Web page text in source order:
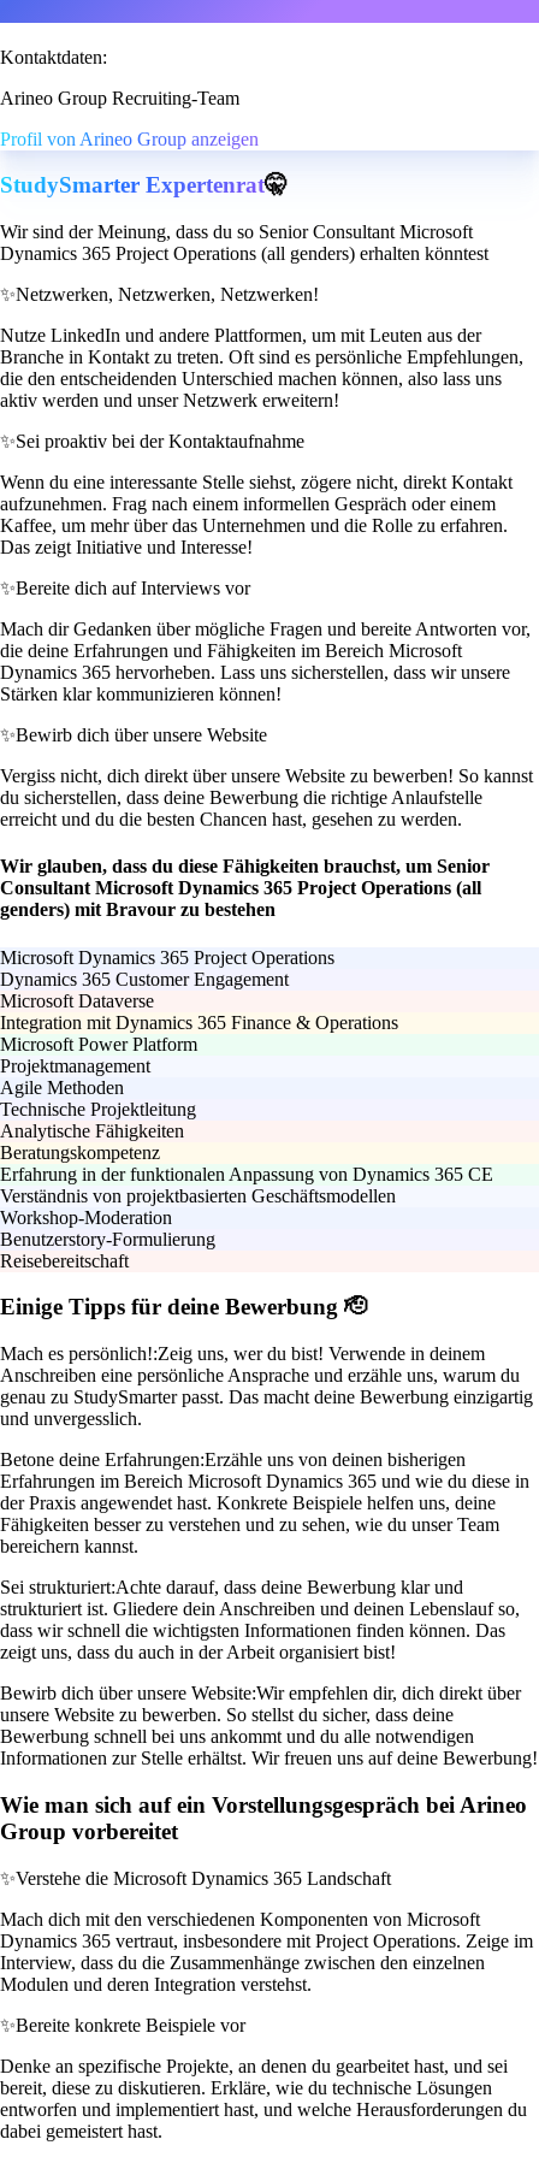
Kontaktdaten:
Arineo Group Recruiting-Team
Profil von Arineo Group anzeigen
StudySmarter Expertenrat🤫
Wir sind der Meinung, dass du so Senior Consultant Microsoft
Dynamics 365 Project Operations (all genders) erhalten könntest
✨Netzwerken, Netzwerken, Netzwerken!
Nutze LinkedIn und andere Plattformen, um mit Leuten aus der
Branche in Kontakt zu treten. Oft sind es persönliche Empfehlungen,
die den entscheidenden Unterschied machen können, also lass uns
aktiv werden und unser Netzwerk erweitern!
✨Sei proaktiv bei der Kontaktaufnahme
Wenn du eine interessante Stelle siehst, zögere nicht, direkt Kontakt
aufzunehmen. Frag nach einem informellen Gespräch oder einem
Kaffee, um mehr über das Unternehmen und die Rolle zu erfahren.
Das zeigt Initiative und Interesse!
✨Bereite dich auf Interviews vor
Mach dir Gedanken über mögliche Fragen und bereite Antworten vor,
die deine Erfahrungen und Fähigkeiten im Bereich Microsoft
Dynamics 365 hervorheben. Lass uns sicherstellen, dass wir unsere
Stärken klar kommunizieren können!
✨Bewirb dich über unsere Website
Vergiss nicht, dich direkt über unsere Website zu bewerben! So kannst
du sicherstellen, dass deine Bewerbung die richtige Anlaufstelle
erreicht und du die besten Chancen hast, gesehen zu werden.
Wir glauben, dass du diese Fähigkeiten brauchst, um Senior
Consultant Microsoft Dynamics 365 Project Operations (all
genders) mit Bravour zu bestehen
Microsoft Dynamics 365 Project Operations
Dynamics 365 Customer Engagement
Microsoft Dataverse
Integration mit Dynamics 365 Finance & Operations
Microsoft Power Platform
Projektmanagement
Agile Methoden
Technische Projektleitung
Analytische Fähigkeiten
Beratungskompetenz
Erfahrung in der funktionalen Anpassung von Dynamics 365 CE
Verständnis von projektbasierten Geschäftsmodellen
Workshop-Moderation
Benutzerstory-Formulierung
Reisebereitschaft
Einige Tipps für deine Bewerbung 🫡
Mach es persönlich!:Zeig uns, wer du bist! Verwende in deinem
Anschreiben eine persönliche Ansprache und erzähle uns, warum du
genau zu StudySmarter passt. Das macht deine Bewerbung einzigartig
und unvergesslich.
Betone deine Erfahrungen:Erzähle uns von deinen bisherigen
Erfahrungen im Bereich Microsoft Dynamics 365 und wie du diese in
der Praxis angewendet hast. Konkrete Beispiele helfen uns, deine
Fähigkeiten besser zu verstehen und zu sehen, wie du unser Team
bereichern kannst.
Sei strukturiert:Achte darauf, dass deine Bewerbung klar und
strukturiert ist. Gliedere dein Anschreiben und deinen Lebenslauf so,
dass wir schnell die wichtigsten Informationen finden können. Das
zeigt uns, dass du auch in der Arbeit organisiert bist!
Bewirb dich über unsere Website:Wir empfehlen dir, dich direkt über
unsere Website zu bewerben. So stellst du sicher, dass deine
Bewerbung schnell bei uns ankommt und du alle notwendigen
Informationen zur Stelle erhältst. Wir freuen uns auf deine Bewerbung!
Wie man sich auf ein Vorstellungsgespräch bei Arineo
Group vorbereitet
✨Verstehe die Microsoft Dynamics 365 Landschaft
Mach dich mit den verschiedenen Komponenten von Microsoft
Dynamics 365 vertraut, insbesondere mit Project Operations. Zeige im
Interview, dass du die Zusammenhänge zwischen den einzelnen
Modulen und deren Integration verstehst.
✨Bereite konkrete Beispiele vor
Denke an spezifische Projekte, an denen du gearbeitet hast, und sei
bereit, diese zu diskutieren. Erkläre, wie du technische Lösungen
entworfen und implementiert hast, und welche Herausforderungen du
dabei gemeistert hast.